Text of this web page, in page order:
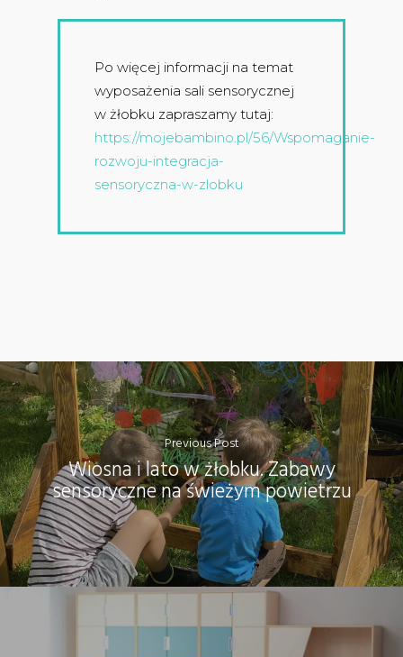
Po więcej informacji na temat
wyposażenia sali sensorycznej
w żłobku zapraszamy tutaj:
https://mojebambino.pl/56/Wspomaganie-
rozwoju-integracja-
sensoryczna-w-zlobku
Previous Post
Wiosna i lato w żłobku. Zabawy
sensoryczne na świeżym powietrzu